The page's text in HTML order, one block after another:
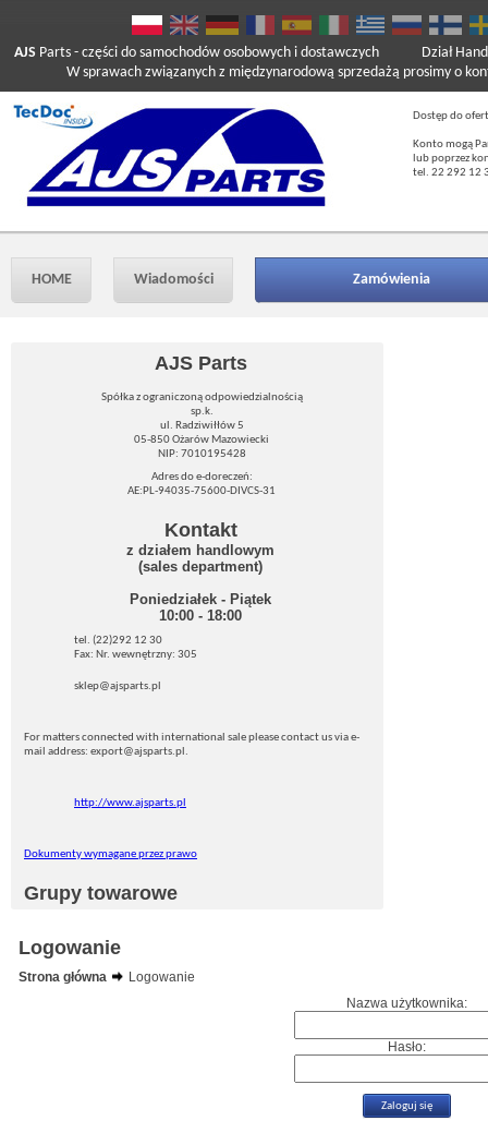
AJS Parts - części do samochodów osobowych i dostawczych
W sprawach związanych z międzynarodową sprzedażą prosimy o
Dział
Dostęp do
Konto mogą
lub poprzez
tel. 22 292 12
HOME Wiadomości Zamówienia
AJS Parts
Spółka z ograniczoną odpowiedzialnością
sp.k.
ul. Radziwiłłów 5
05-850 Ożarów Mazowiecki
NIP: 7010195428
Adres do e-doreczeń:
AE:PL-94035-75600-DIVCS-31
Kontakt
z działem handlowym
(sales department)
Poniedziałek - Piątek
10:00 - 18:00
tel. (22)292 12 30
Fax: Nr. wewnętrzny: 305
sklep@ajsparts.pl
For matters connected with international sale please contact us via e-
mail address: export@ajsparts.pl.
http://www.ajsparts.pl
Dokumenty wymagane przez prawo
Grupy towarowe
Logowanie
Strona główna
Logowanie
Nazwa użytkownika:
Hasło: